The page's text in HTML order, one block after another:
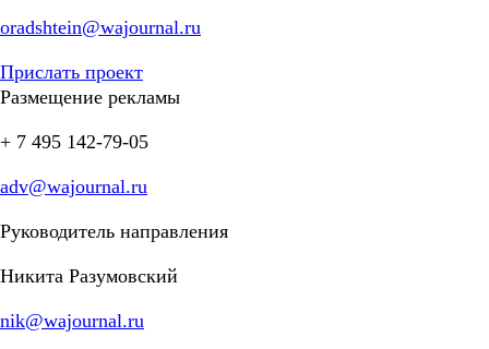
oradshtein@wajournal.ru
Прислать проект
Размещение рекламы
+ 7 495 142-79-05
adv@wajournal.ru
Руководитель направления
Никита Разумовский
nik@wajournal.ru